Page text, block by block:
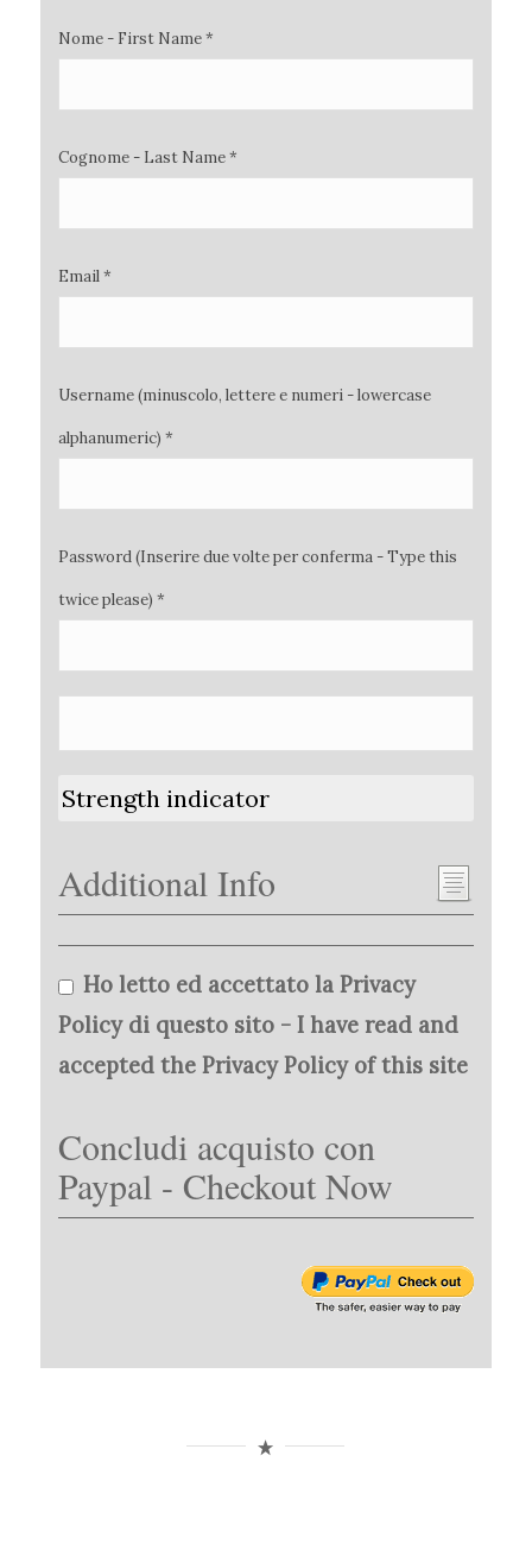
Nome - First Name *
Cognome - Last Name *
Email *
Username (minuscolo, lettere e numeri - lowercase
alphanumeric) *
Password (Inserire due volte per conferma - Type this
twice please) *
Strength indicator
Additional Info
Ho letto ed accettato la Privacy
Policy di questo sito - I have read and
accepted the Privacy Policy of this site
Concludi acquisto con
Paypal - Checkout Now